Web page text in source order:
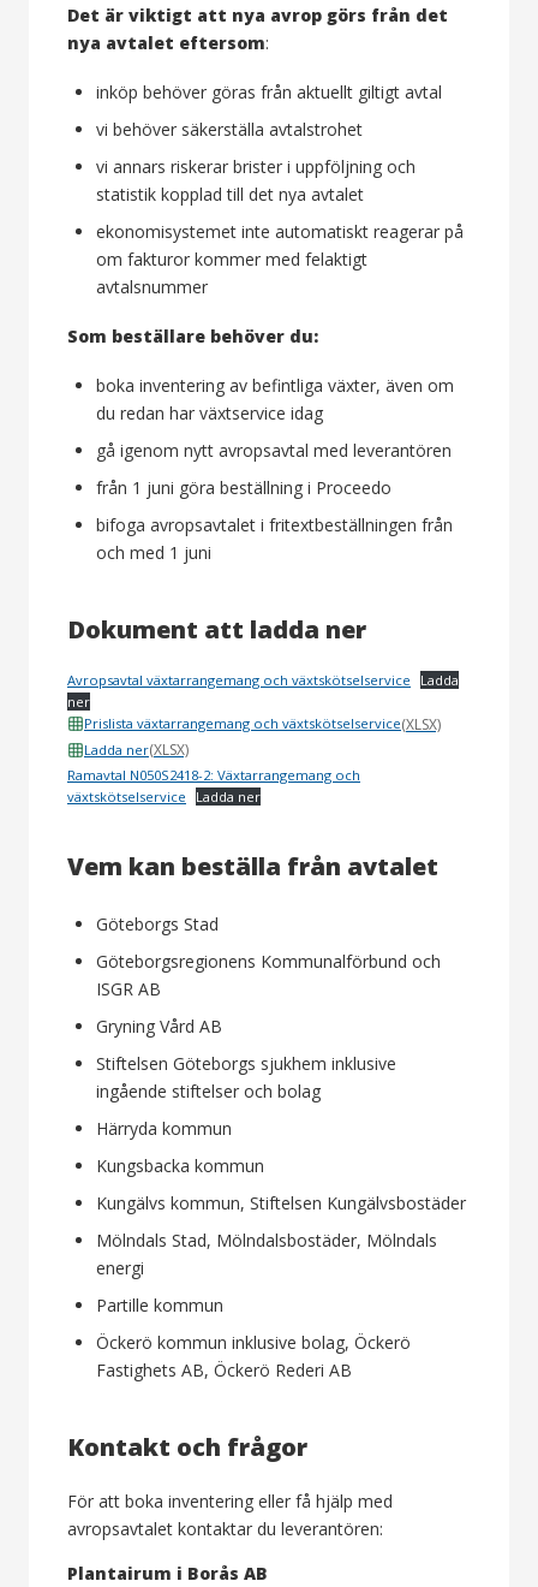
Det är viktigt att nya avrop görs från det
nya avtalet eftersom:
inköp behöver göras från aktuellt giltigt avtal
vi behöver säkerställa avtalstrohet
vi annars riskerar brister i uppföljning och
statistik kopplad till det nya avtalet
ekonomisystemet inte automatiskt reagerar på
om fakturor kommer med felaktigt
avtalsnummer
Som beställare behöver du:
boka inventering av befintliga växter, även om
du redan har växtservice idag
gå igenom nytt avropsavtal med leverantören
från 1 juni göra beställning i Proceedo
bifoga avropsavtalet i fritextbeställningen från
och med 1 juni
Dokument att ladda ner
Avropsavtal växtarrangemang och växtskötselservice
Ladda
ner
Prislista växtarrangemang och växtskötselservice(XLSX)
Ladda ner(XLSX)
Ramavtal N050S2418-2: Växtarrangemang och
växtskötselservice
Ladda ner
Vem kan beställa från avtalet
Göteborgs Stad
Göteborgsregionens Kommunalförbund och
ISGR AB
Gryning Vård AB
Stiftelsen Göteborgs sjukhem inklusive
ingående stiftelser och bolag
Härryda kommun
Kungsbacka kommun
Kungälvs kommun, Stiftelsen Kungälvsbostäder
Mölndals Stad, Mölndalsbostäder, Mölndals
energi
Partille kommun
Öckerö kommun inklusive bolag, Öckerö
Fastighets AB, Öckerö Rederi AB
Kontakt och frågor
För att boka inventering eller få hjälp med
avropsavtalet kontaktar du leverantören:
Plantairum i Borås AB